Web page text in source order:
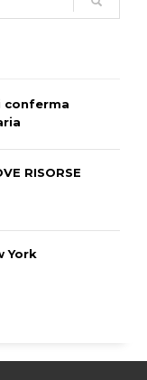
conferma
RISORSE
York